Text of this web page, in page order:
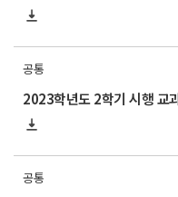
공통
2023학년도 2학기 시행 교
공통